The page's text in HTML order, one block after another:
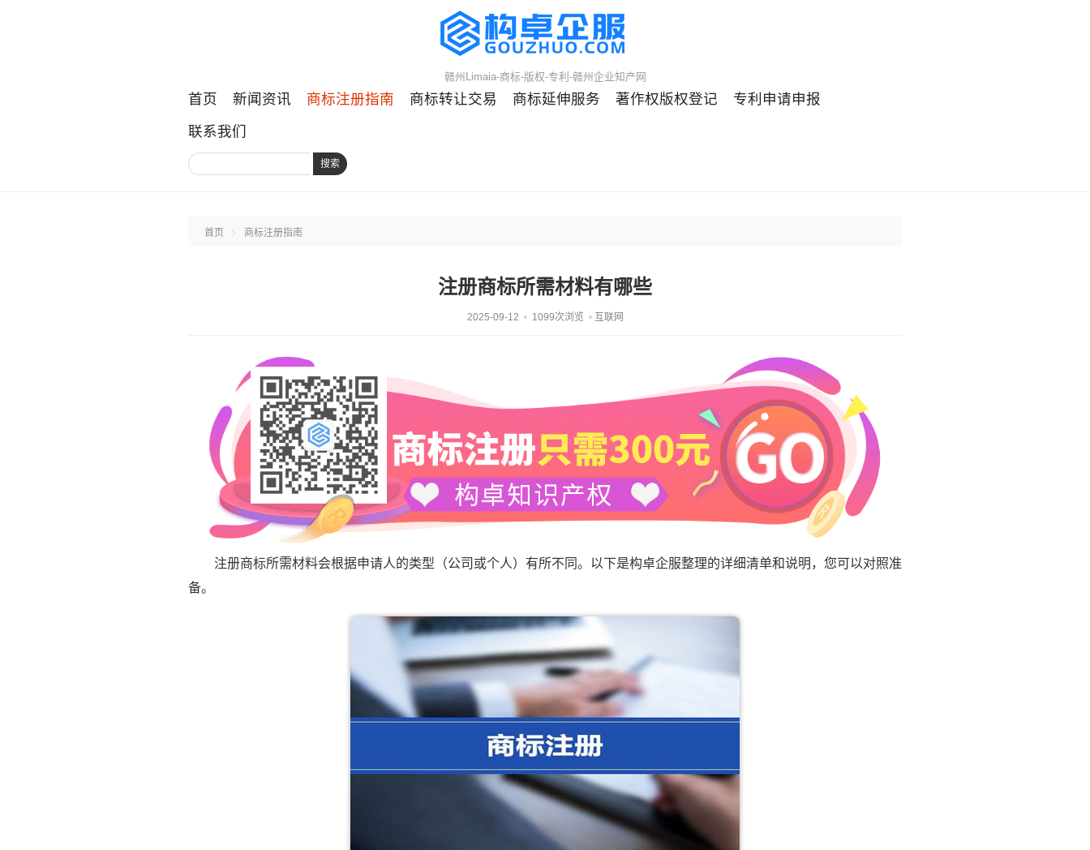
赣州Limaia-商标-版权-专利-赣州企业知产网
首页 新闻资讯 商标注册指南 商标转让交易 商标延伸服务 著作权版权登记
专利申请申报
联系我们
搜索
首页 商标注册指南
注册商标所需材料有哪些
2025-09-12 1099次浏览 互联网
注册商标所需材料会根据申请人的类型（公司或个人）有所不同。以下是构卓企服整理的详细清单和说明，您可以对照准
备。